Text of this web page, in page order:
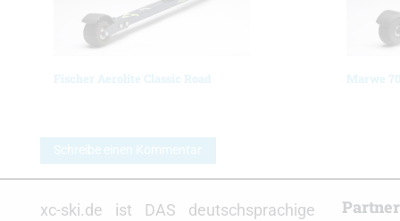
Fischer Aerolite Classic Road Marwe
Schreibe einen Kommentar
xc-ski.de ist DAS deutschsprachige
Partner